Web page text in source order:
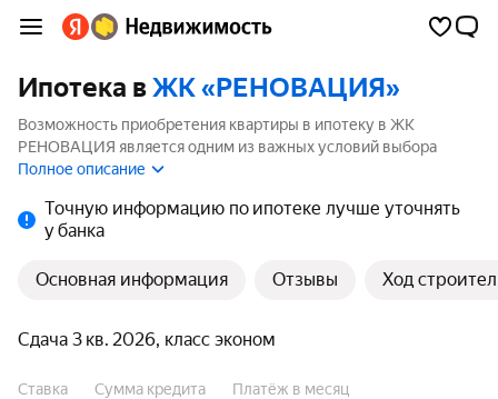
Ипотека вЖК «РЕНОВАЦИЯ»
Возможность приобретения квартиры в ипотеку в ЖК
РЕНОВАЦИЯ является одним из важных условий выбора
квартиры. На странице мы собрали программы кредитования
Полное описание
Точную информацию по ипотеке лучше уточнять
у банка
Основная информация Отзывы Ход
Сдача 3 кв. 2026, класс эконом
Ставка Сумма кредита Платёж в месяц